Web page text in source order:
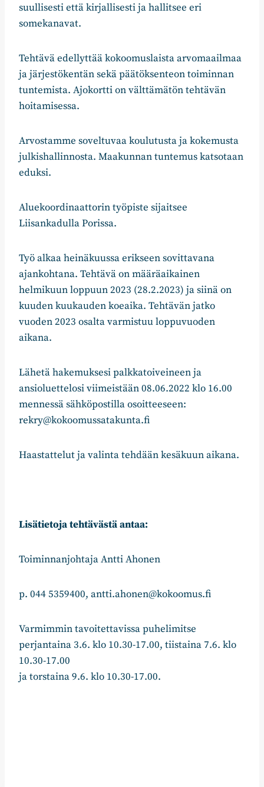
suullisesti että kirjallisesti ja hallitsee eri
somekanavat.
Tehtävä edellyttää kokoomuslaista arvomaailmaa
ja järjestökentän sekä päätöksenteon toiminnan
tuntemista. Ajokortti on välttämätön tehtävän
hoitamisessa.
Arvostamme soveltuvaa koulutusta ja kokemusta
julkishallinnosta. Maakunnan tuntemus katsotaan
eduksi.
Aluekoordinaattorin työpiste sijaitsee
Liisankadulla Porissa.
Työ alkaa heinäkuussa erikseen sovittavana
ajankohtana. Tehtävä on määräaikainen
helmikuun loppuun 2023 (28.2.2023) ja siinä on
kuuden kuukauden koeaika. Tehtävän jatko
vuoden 2023 osalta varmistuu loppuvuoden
aikana.
Lähetä hakemuksesi palkkatoiveineen ja
ansioluettelosi viimeistään 08.06.2022 klo 16.00
mennessä sähköpostilla osoitteeseen:
rekry@kokoomussatakunta.fi
Haastattelut ja valinta tehdään kesäkuun aikana.
Lisätietoja tehtävästä antaa:
Toiminnanjohtaja Antti Ahonen
p. 044 5359400, antti.ahonen@kokoomus.fi
Varmimmin tavoitettavissa puhelimitse
perjantaina 3.6. klo 10.30-17.00, tiistaina 7.6. klo
10.30-17.00
ja torstaina 9.6. klo 10.30-17.00.